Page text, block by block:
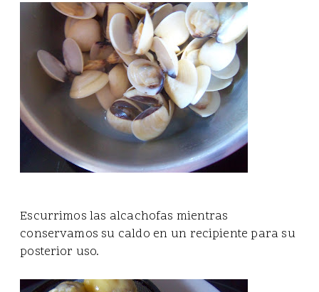
Escurrimos las alcachofas mientras
conservamos su caldo en un recipiente para su
posterior uso.